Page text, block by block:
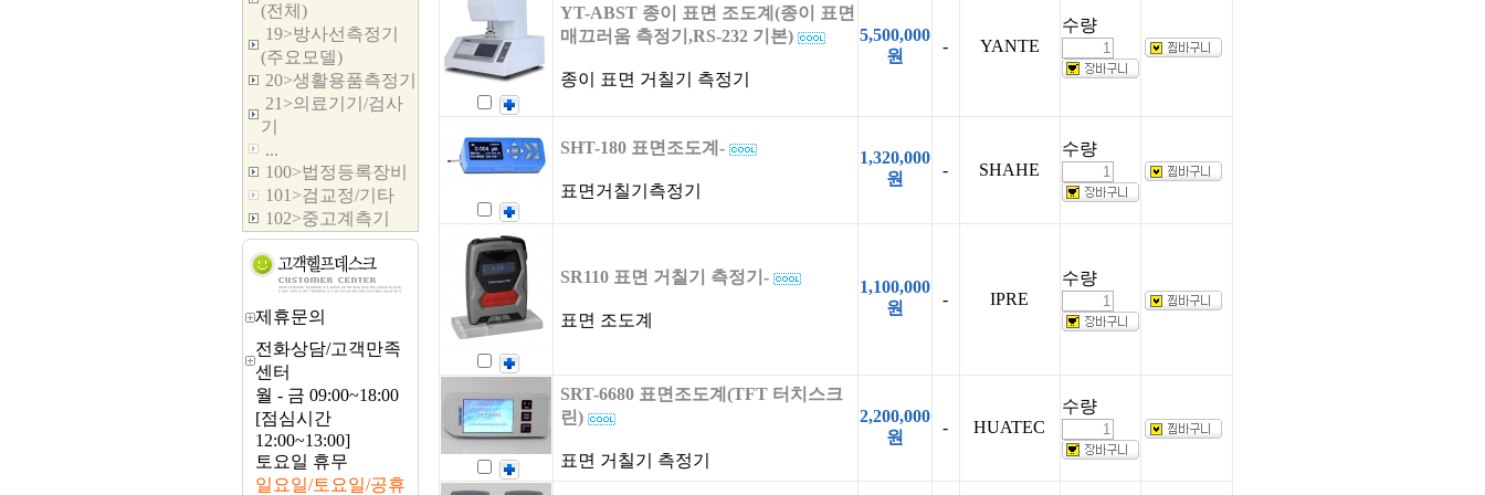
(전체)
19>방사선측정기
(주요모델)
20>생활용품측정기
21>의료기기/검사
기
...
100>법정등록장비
101>검교정/기타
102>중고계측기
제휴문의
전화상담/고객만족
센터
월 - 금 09:00~18:00
[점심시간
12:00~13:00]
토요일 휴무
일요일/토요일/공휴
YT-ABST 종이 표면 조도계(종이 표면
매끄러움 측정기,RS-232 기본)
종이 표면 거칠기 측정기
5,500,000
원
- YANTE
수량
SHT-180 표면조도계-
표면거칠기측정기
1,320,000
원
- SHAHE
수량
SR110 표면 거칠기 측정기-
표면 조도계
1,100,000
원
- IPRE
수량
SRT-6680 표면조도계(TFT 터치스크
린)
표면 거칠기 측정기
2,200,000
원
- HUATEC
수량